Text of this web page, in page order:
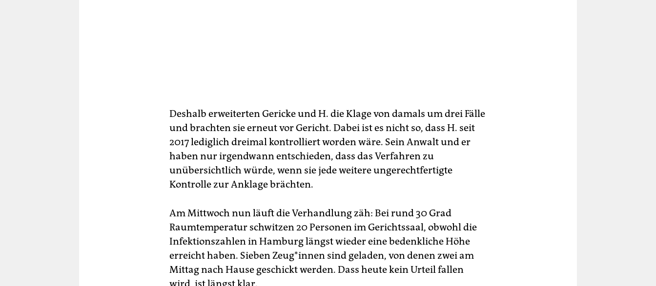
Deshalb erweiterten Gericke und H. die Klage von damals um drei Fälle
und brachten sie erneut vor Gericht. Dabei ist es nicht so, dass H. seit
2017 lediglich dreimal kontrolliert worden wäre. Sein Anwalt und er
haben nur irgendwann entschieden, dass das Verfahren zu
unübersichtlich würde, wenn sie jede weitere ungerechtfertigte
Kontrolle zur Anklage brächten.
Am Mittwoch nun läuft die Verhandlung zäh: Bei rund 30 Grad
Raumtemperatur schwitzen 20 Personen im Gerichtssaal, obwohl die
Infektionszahlen in Hamburg längst wieder eine bedenkliche Höhe
erreicht haben. Sieben Zeug*innen sind geladen, von denen zwei am
Mittag nach Hause geschickt werden. Dass heute kein Urteil fallen
wird, ist längst klar.